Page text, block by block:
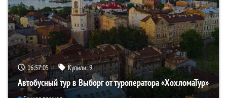
16:57:04 Купили:9
Автобусный тур в Выборг от туроператора «ХохломаТур»